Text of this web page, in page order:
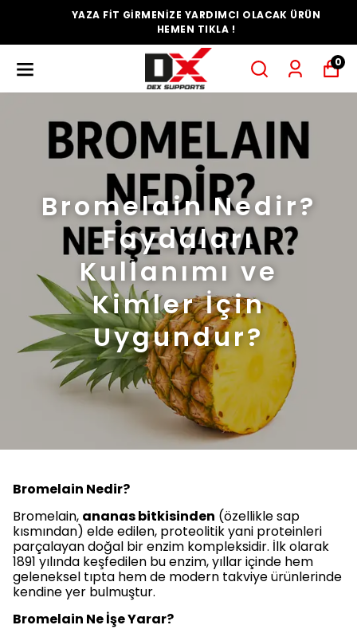
YAZA FİT GİRMENİZE YARDIMCI OLACAK ÜRÜN
HEMEN TIKLA !
0
Bromelain Nedir?
Faydaları
Kullanımı ve
Kimler İçin
Uygundur?
Bromelain Nedir?
Bromelain, ananas bitkisinden (özellikle sap
kısmından) elde edilen, proteolitik yani proteinleri
parçalayan doğal bir enzim kompleksidir. İlk olarak
1891 yılında keşfedilen bu enzim, yıllar içinde hem
geleneksel tıpta hem de modern takviye ürünlerinde
kendine yer bulmuştur.
Bromelain Ne İşe Yarar?